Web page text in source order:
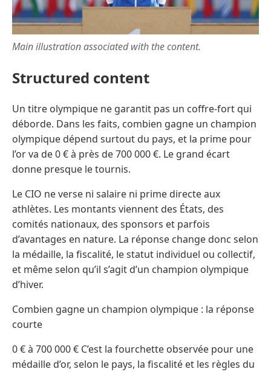
Main illustration associated with the content.
Structured content
Un titre olympique ne garantit pas un coffre-fort qui
déborde. Dans les faits, combien gagne un champion
olympique dépend surtout du pays, et la prime pour
l’or va de 0 € à près de 700 000 €. Le grand écart
donne presque le tournis.
Le CIO ne verse ni salaire ni prime directe aux
athlètes. Les montants viennent des États, des
comités nationaux, des sponsors et parfois
d’avantages en nature. La réponse change donc selon
la médaille, la fiscalité, le statut individuel ou collectif,
et même selon qu’il s’agit d’un champion olympique
d’hiver.
Combien gagne un champion olympique : la réponse
courte
0 € à 700 000 € C’est la fourchette observée pour une
médaille d’or, selon le pays, la fiscalité et les règles du